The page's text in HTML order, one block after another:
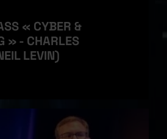
« CYBER &
» - CHARLES
LEVIN)